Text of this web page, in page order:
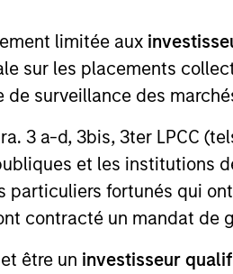
limitée aux
sur les placements
surveillance des
3 a-d, 3bis, 3ter LPCC
et les institutions
fortunés qui
contracté un mandat de
et être un investisseur
CashInvest by
Stanley